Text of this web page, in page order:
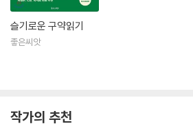
슬기로운 구약읽기
좋은씨앗
작가의 추천